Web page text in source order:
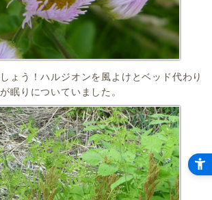
ょう！ハルジオンを風よけとベッド代わり
眠りについていました。